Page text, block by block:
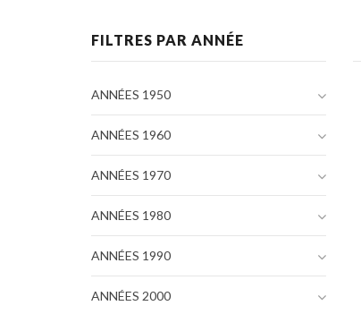
FILTRES PAR ANNÉE
ANNÉES 1950
ANNÉES 1960
ANNÉES 1970
ANNÉES 1980
ANNÉES 1990
ANNÉES 2000